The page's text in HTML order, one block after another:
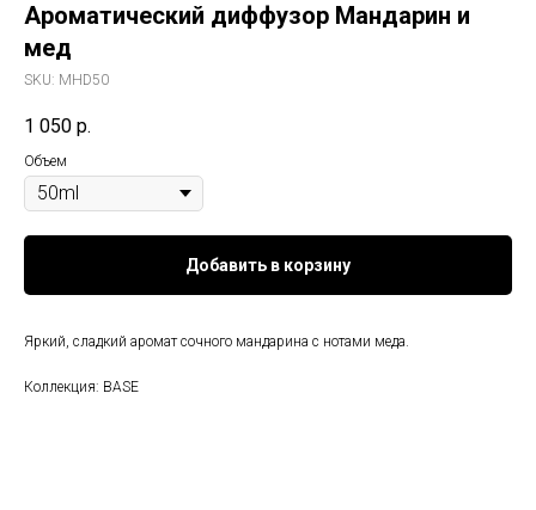
Ароматический диффузор Мандарин и
мед
SKU: MHD50
1 050 р.
Объем
Добавить в корзину
Яркий, сладкий аромат сочного мандарина с нотами меда.
Коллекция: BASE